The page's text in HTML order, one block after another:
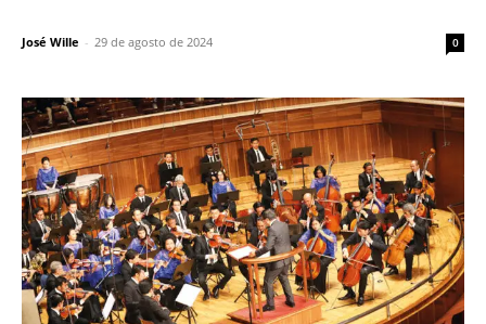
José Wille - 29 de agosto de 2024 0